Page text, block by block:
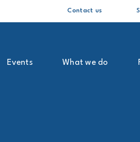
Contact us
Events What we do